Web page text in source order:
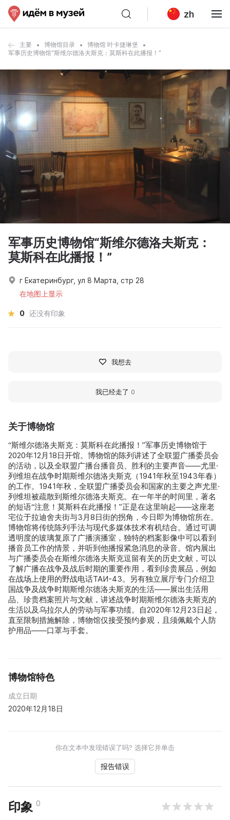
zh
主要 博物馆目录
博物馆 叶卡捷琳堡
军事历史博物馆“斯维尔德洛夫斯克：莫斯科在此播报！”
关于博物馆
“斯维尔德洛夫斯克：莫斯科在此播报！”军事历史博物馆于
2020年12月18日开馆。博物馆的陈列讲述了全联盟广播委员会
的活动，以及全联盟广播台播音员、胜利的主要声音——尤里·
列维坦在战争时期斯维尔德洛夫斯克（1941年秋至1943年春）
的工作。1941年秋，全联盟广播委员会和国家的主要之声尤里·
列维坦被疏散到斯维尔德洛夫斯克。在一年半的时间里，著名
的短语“注意！莫斯科在此播报！”正是在这里响起——这座老
宅位于拉迪舍夫街与3月8日街的拐角，今日即为博物馆所在。
博物馆将传统陈列手法与现代多媒体技术有机结合。通过可调
透明度的玻璃复原了广播演播室，独特的档案影像中可以看到
播音员工作的情景，并听到他播报紧急消息的录音。馆内展出
与广播委员会在斯维尔德洛夫斯克逗留有关的历史文献，可以
了解广播在战争及战后时期的重要作用，看到珍贵展品，例如
在战场上使用的野战电话ТАИ-43。另有独立展厅专门介绍卫
国战争及战争时期斯维尔德洛夫斯克的生活——展出生活用
品、珍贵档案照片与文献，讲述战争时期斯维尔德洛夫斯克的
生活以及乌拉尔人的劳动与军事功绩。自2020年12月23日起，
直至限制措施解除，博物馆仅接受预约参观，且须佩戴个人防
护用品——口罩与手套。
博物馆特色
成立日期
2020年12月18日
你在文本中发现错误了吗? 选择它并单击
报告错误
印象 0
军事历史博物馆“斯维尔德洛夫斯克：
莫斯科在此播报！”
г Екатеринбург, ул 8 Марта, стр 28
在地图上显示
0 还没有印象
我想去
我已经走了 0